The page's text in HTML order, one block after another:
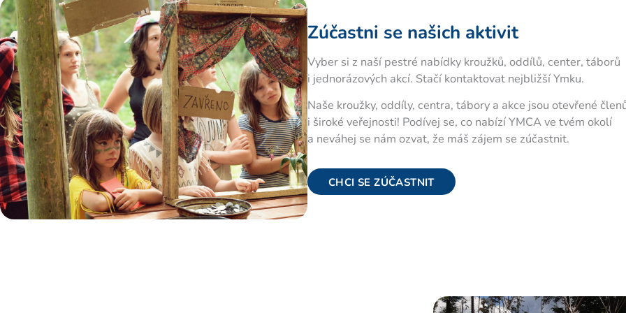
Zúčastni se našich aktivit
Vyber si z naší pestré nabídky kroužků, oddílů, center, táborů
i jednorázových akcí. Stačí kontaktovat nejbližší Ymku.
Naše kroužky, oddíly, centra, tábory a akce jsou otevřené
i široké veřejnosti! Podívej se, co nabízí YMCA ve tvém okolí
a neváhej se nám ozvat, že máš zájem se zúčastnit.
CHCI SE ZÚČASTNIT